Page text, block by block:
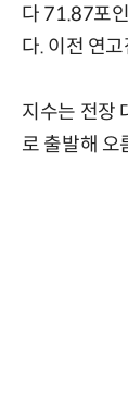
다 71.87포
다. 이전 연
지수는 전장
로 출발해 오